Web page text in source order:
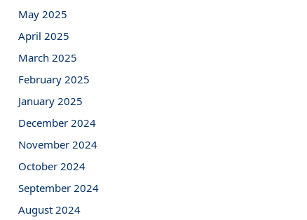
May 2025
April 2025
March 2025
February 2025
January 2025
December 2024
November 2024
October 2024
September 2024
August 2024